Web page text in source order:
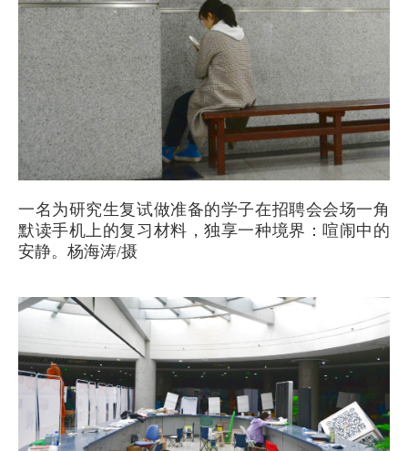
一名为研究生复试做准备的学子在招聘会会场一角
默读手机上的复习材料，独享一种境界：喧闹中的
安静。杨海涛/摄